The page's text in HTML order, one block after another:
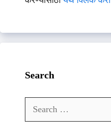
Search
Search
for: